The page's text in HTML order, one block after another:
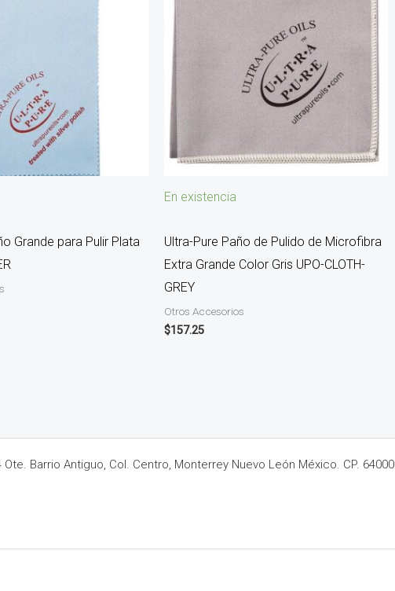
Grande para Pulir Plata
En existencia
Ultra-Pure Paño de Pulido de Microfibra
Extra Grande Color Gris UPO-CLOTH-
GREY
Otros Accesorios
$157.25
Barrio Antiguo, Col. Centro, Monterrey Nuevo León México. CP. 64000